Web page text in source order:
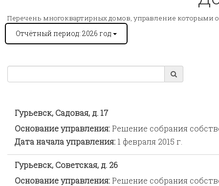
Перечень многоквартирных домов, управление которыми
Отчётный период: 2026 год
Гурьевск, Садовая, д. 17
Основание управления:Решение собрания
Дата начала управления: 1 февраля 2015 г.
Гурьевск, Советская, д. 26
Основание управления:Решение собрания